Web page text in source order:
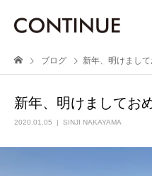
ブログ 新年、明けまして
新年、明けましてお
2020.01.05 SINJI NAKAYAMA